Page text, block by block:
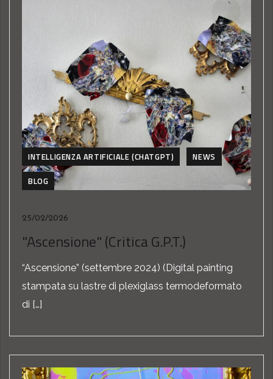
INTELLIGENZA ARTIFICIALE (CHATGPT)
NEWS
BLOG
25/02/2026
"Ascensione" (Critica G.P.T.)
“Ascensione” (settembre 2024) (Digital painting
stampata su lastre di plexiglass termodeformato
di […]